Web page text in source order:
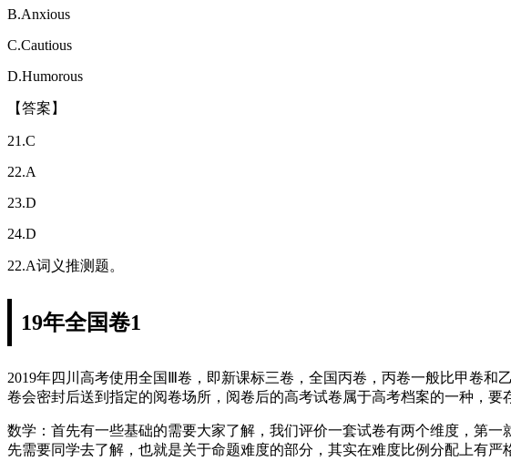
B.Anxious
C.Cautious
D.Humorous
【答案】
21.C
22.A
23.D
24.D
22.A词义推测题。
19年全国卷1
2019年四川高考使用全国Ⅲ卷，即新课标三卷，全国丙卷，丙卷一般比甲卷
卷会密封后送到指定的阅卷场所，阅卷后的高考试卷属于高考档案的一种，
数学：首先有一些基础的需要大家了解，我们评价一套试卷有两个维度，第
先需要同学去了解，也就是关于命题难度的部分，其实在难度比例分配上有